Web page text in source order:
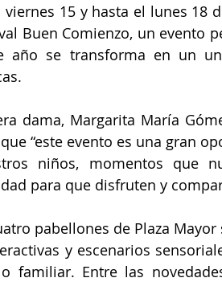
viernes 15 y hasta el lunes 18
Buen Comienzo, un evento
año se transforma en un
dama, Margarita María
“este evento es una gran
niños, momentos que
para que disfruten y
pabellones de Plaza
y escenarios
familiar. Entre las